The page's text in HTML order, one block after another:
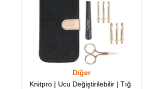
Diğer
Knitpro | Ucu Değiştirilebilir | Tığ